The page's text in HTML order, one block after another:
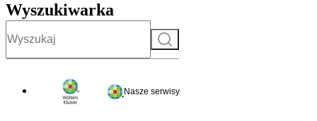
Wyszukiwarka
Szukaj
Nasze serwisy